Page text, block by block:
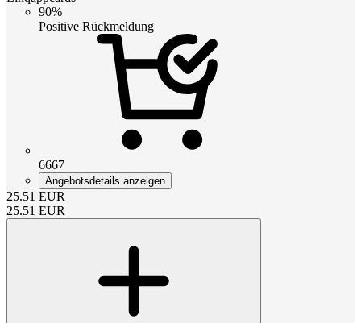
90%
Positive Rückmeldung
6667
Angebotsdetails anzeigen
25.51 EUR
25.51 EUR